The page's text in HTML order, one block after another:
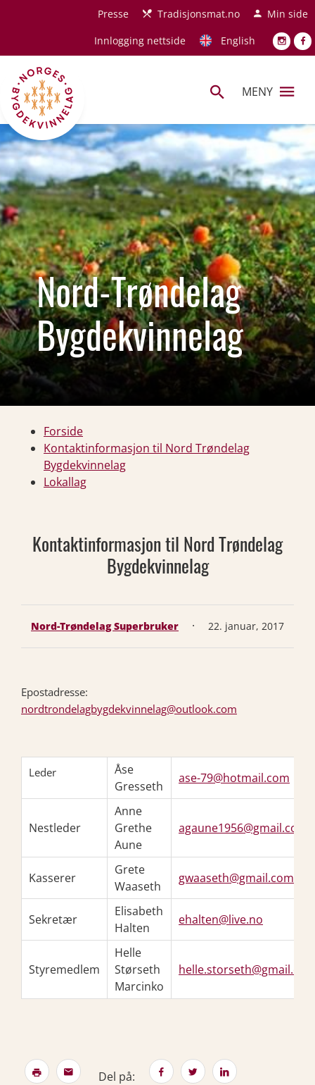
Hopp til hovedinnholdPresse Tradisjonsmat.no
Min side
Innlogging nettside
English
MENY
Nord-Trøndelag
Bygdekvinnelag
Forside
Kontaktinformasjon til Nord Trøndelag
Bygdekvinnelag
Lokallag
Kontaktinformasjon til Nord Trøndelag
Bygdekvinnelag
Nord-Trøndelag Superbruker · 22. januar, 2017
Epostadresse:
nordtrondelagbygdekvinnelag@outlook.com
Leder
Åse
Gresseth
ase-79@hotmail.com
Nestleder
Anne
Grethe
Aune
agaune1956@gmail.com
Kasserer
Grete
Waaseth
gwaaseth@gmail.com
Sekretær
Elisabeth
Halten
ehalten@live.no
Styremedlem
Helle
Størseth
Marcinko
Del på: